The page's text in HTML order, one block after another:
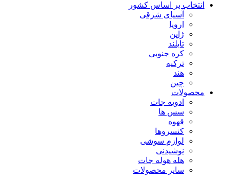
انتخاب بر اساس کشور
آسیای شرقی
اروپا
ژاپن
تایلند
کره جنوبی
ترکیه
هند
چین
محصولات
ادویه جات
سس ها
قهوه
کنسروها
لوازم سوشی
نوشیدنی
هله هوله جات
سایر محصولات